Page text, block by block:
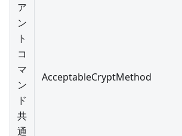
ア
ン
ト
コ
マ
ン
ド
共
通
AcceptableCryptMethod